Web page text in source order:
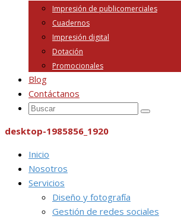
Impresión de publicomerciales
Cuadernos
Impresión digital
Dotación
Promocionales
Blog
Contáctanos
desktop-1985856_1920
Inicio
Nosotros
Servicios
Diseño y fotografía
Gestión de redes sociales